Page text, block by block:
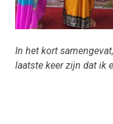
In het kort
laatste keer zijn dat ik